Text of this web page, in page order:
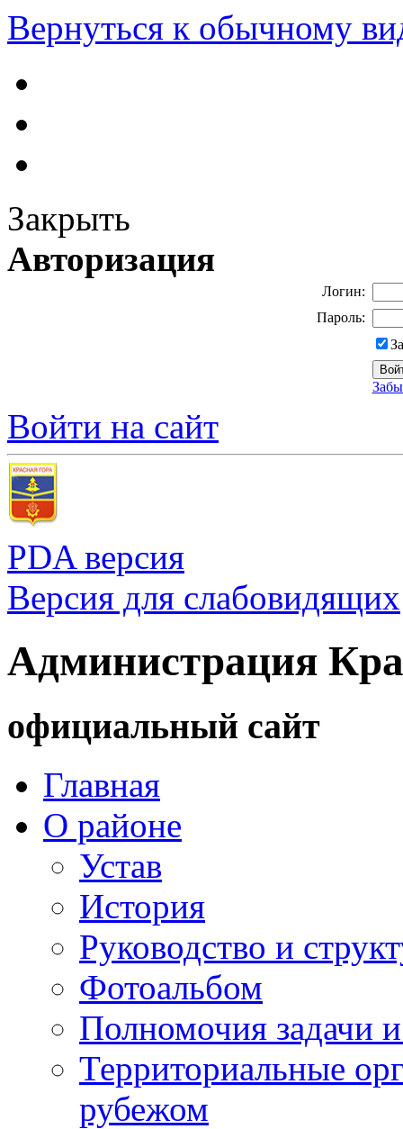
Вернуться к обычному
Закрыть
Авторизация
Логин:
Пароль:
Войти на сайт
PDA версия
Версия для слабовидящих
Администрация
официальный сайт
Главная
О районе
Устав
История
Руководство и
Фотоальбом
Полномочия задачи
Территориальные
рубежом